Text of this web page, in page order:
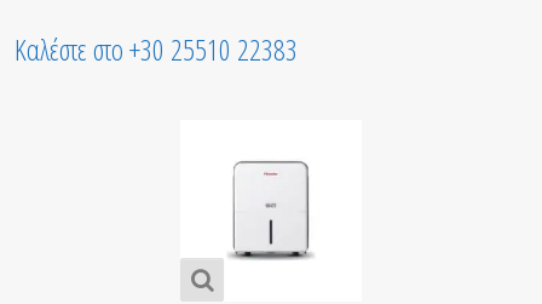
Καλέστε στο +30 25510 22383